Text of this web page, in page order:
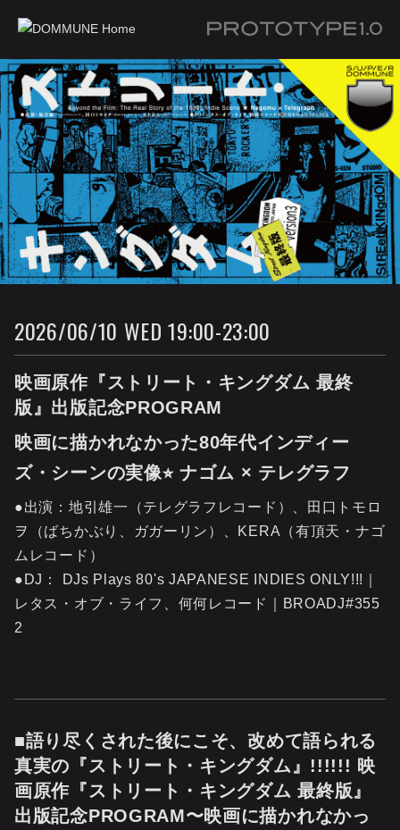
2026/06/10 WED 19:00-23:00
映画原作『ストリート・キングダム 最終
版』出版記念PROGRAM
映画に描かれなかった80年代インディー
ズ・シーンの実像⭐︎ ナゴム × テレグラフ
●出演：地引雄一（テレグラフレコード）、田口トモロ
ヲ（ばちかぶり、ガガーリン）、KERA（有頂天・ナゴ
ムレコード）
●DJ： DJs Plays 80's JAPANESE INDIES ONLY!!!｜
レタス・オブ・ライフ、何何レコード｜BROADJ#355
2
■語り尽くされた後にこそ、改めて語られる
真実の『ストリート・キングダム』!!!!!! 映
画原作『ストリート・キングダム 最終版』
出版記念PROGRAM〜映画に描かれなかっ